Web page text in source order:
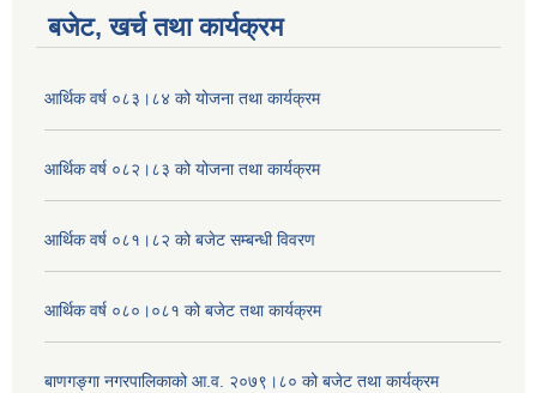
बजेट, खर्च तथा कार्यक्रम
आर्थिक वर्ष ०८३।८४ को योजना तथा कार्यक्रम
आर्थिक वर्ष ०८२।८३ को योजना तथा कार्यक्रम
आर्थिक वर्ष ०८१।८२ को बजेट सम्बन्धी विवरण
आर्थिक वर्ष ०८०।०८१ को बजेट तथा कार्यक्रम
बाणगङ्गा नगरपालिकाको आ.व. २०७९।८० को बजेट तथा कार्यक्रम